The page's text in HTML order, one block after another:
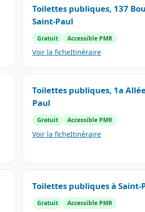
Toilettes publiques, 137
Saint-Paul
Gratuit Accessible PMR
Voir la ficheItinéraire
Toilettes publiques, 1a
Paul
Gratuit Accessible PMR
Voir la ficheItinéraire
Toilettes publiques à Saint-
Gratuit Accessible PMR